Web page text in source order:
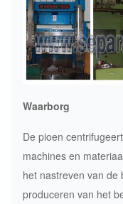
Waarborg
De pioen
machines en
het nastreven van de
produceren van het